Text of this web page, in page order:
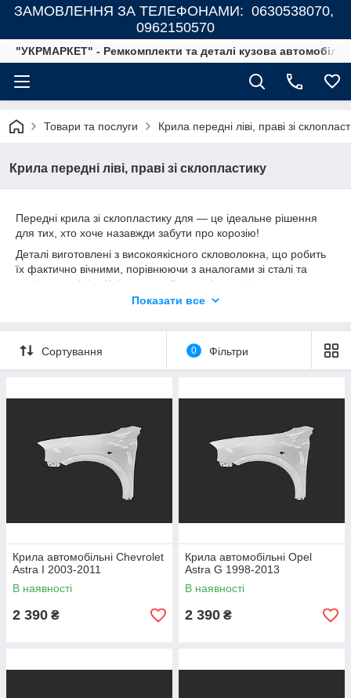
ЗАМОВЛЕННЯ ЗА ТЕЛЕФОНАМИ: 0630538070,
0962150570
"УКРМАРКЕТ" - Ремкомплекти та деталі кузова автомобілів
Товари та послуги Крила передні ліві, праві зі
Крила передні ліві, праві зі склопластику
Передні крила зі склопластику для — це ідеальне рішення
для тих, хто хоче назавжди забути про корозію!
Деталі виготовлені з високоякісного скловолокна, що робить
їх фактично вічними, порівнюючи з аналогами зі сталі та
навіть алюмінію. Крім того, цей матеріал вирізняється
підвищеною міцністю, високою ремонтопридатністю і
Завдяки використанню сучасного обладнання та посиленому
контролю якості, а також попередньої перевірки з
Немає проблеми корозії
Підвищена міцність
Висока ремонтопридатність
Менша вага за більшої товщини
Повна відповідність оригінальним деталям
Показати все
Сортування 0 Фільтри
Крила автомобільні Chevrolet
Astra I 2003-2011
В наявності
2 390 ₴
Крила автомобільні Opel
Astra G 1998-2013
В наявності
2 390 ₴